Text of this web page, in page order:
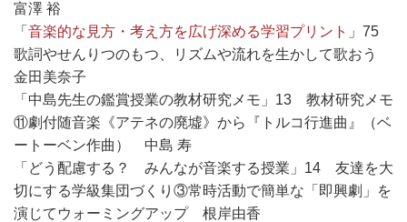
富澤 裕
「 音楽的な見方・考え方を広げ深める学習プリント 」75
歌詞やせんりつのもつ、リズムや流れを生かして歌おう
金田美奈子
「中島先生の鑑賞授業の教材研究メモ」13 教材研究メモ
⑪劇付随音楽《アテネの廃墟》から『トルコ行進曲』（ベ
ートーベン作曲） 中島 寿
「どう配慮する？ みんなが音楽する授業」14 友達を大
切にする学級集団づくり③常時活動で簡単な「即興劇」を
演じてウォーミングアップ 根岸由香